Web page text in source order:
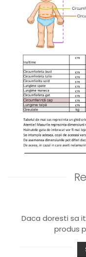
Daca doresti sa
produs